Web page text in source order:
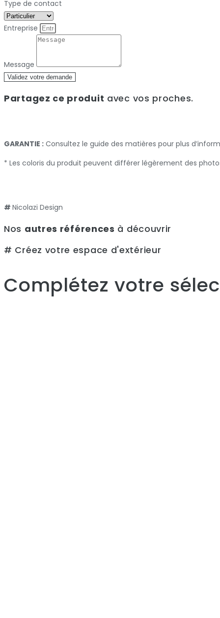
Type de contact
Entreprise
Message
Validez votre demande
Partagez ce produit avec vos proches.
GARANTIE : Consultez le guide des matières pour plus
* Les coloris du produit peuvent différer légèrement des
# Nicolazi Design
Nos autres références à découvrir
# Créez votre espace d'extérieur
Complétez votre